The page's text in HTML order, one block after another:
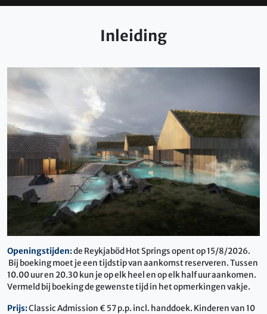
Inleiding
Openingstijden:de Reykjaböd Hot Springs opent op 15/8/2026.
Bij boeking moet je een tijdstip van aankomst reserveren. Tussen
10.00 uur en 20.30 kun je op elk heel en op elk half uur aankomen.
Vermeld bij boeking de gewenste tijd in het opmerkingen vakje.
Prijs:Classic Admission € 57 p.p. incl. handdoek. Kinderen van 10